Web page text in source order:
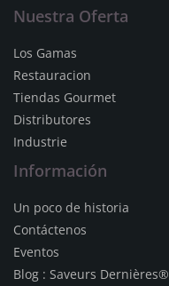
Nuestra Oferta
Los Gamas
Restauracion
Tiendas Gourmet
Distributores
Industrie
Información
Un poco de historia
Contáctenos
Eventos
Blog : Saveurs Dernières®